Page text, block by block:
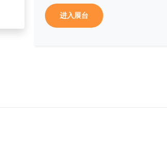
进入展台